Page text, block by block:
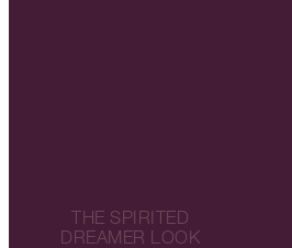
THE SPIRITED
DREAMER LOOK